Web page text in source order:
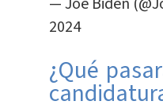
2024
¿Qué